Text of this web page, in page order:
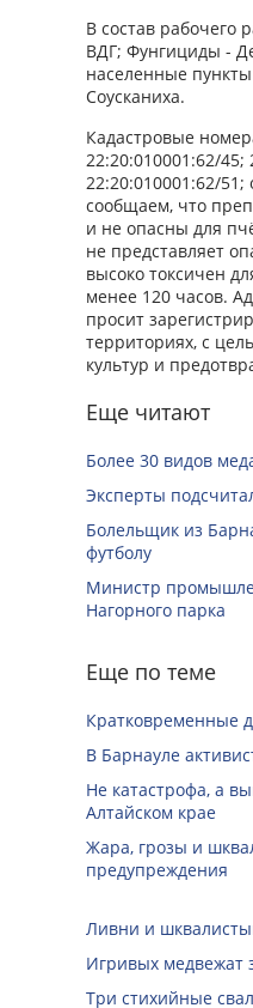
В состав рабочего
ВДГ; Фунгициды -
населенные
Соусканиха.
Кадастровые
22:20:010001:62/45;
22:20:010001:62/
сообщаем, что
и не опасны для
не представляет
высоко токсичен
менее 120 часов.
просит
территориях, с
культур и
Еще читают
Более 30 видов
Эксперты
Болельщик из
футболу
Министр
Нагорного парка
Еще по теме
Кратковременные
В Барнауле
Не катастрофа, а
Алтайском крае
Жара, грозы и
предупреждения
Ливни и
Игривых медвежат
Три стихийные